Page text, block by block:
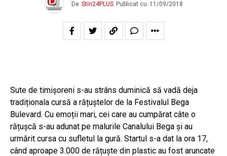
De Stiri24PLUS Publicat cu 11/09/2018
Sute de timișoreni s-au strâns duminică să vadă deja
tradiționala cursă a rățuștelor de la Festivalul Bega
Bulevard. Cu emoții mari, cei care au cumpărat câte o
rățușcă s-au adunat pe malurile Canalului Bega și au
urmărit cursa cu sufletul la gură. Startul s-a dat la ora 17,
când aproape 3.000 de rățuște din plastic au fost aruncate